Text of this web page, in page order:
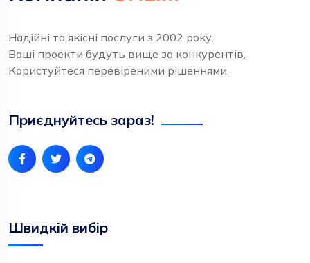
Надійні та якісні послуги з 2002 року.
Ваші проекти будуть вище за конкурентів.
Користуйтеся перевіреними рішеннями.
Приєднуйтесь зараз!
Швидкій вибір